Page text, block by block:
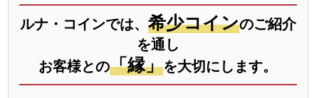
ルナ・コインでは、 希少コインのご紹介
を通し
お客様との「縁」を大切にします。